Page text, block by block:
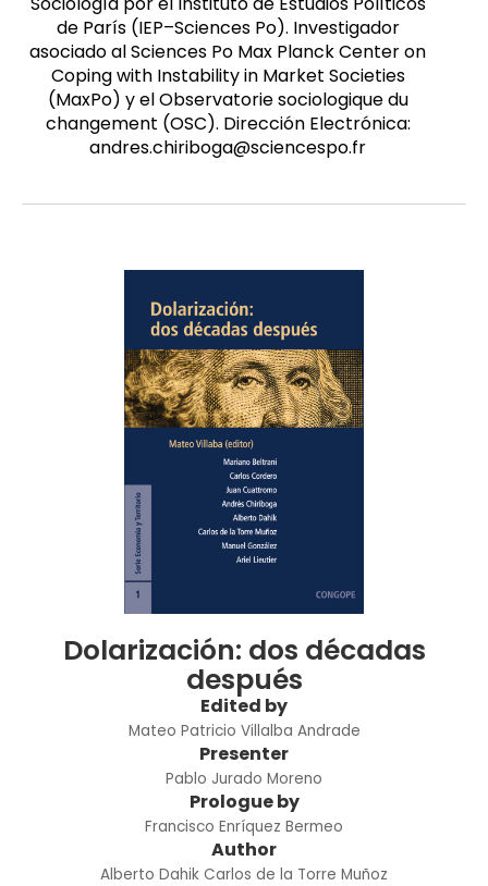
de París (IEP–Sciences Po). Investigador
asociado al Sciences Po Max Planck Center on
Coping with Instability in Market Societies
(MaxPo) y el Observatorie sociologique du
changement (OSC). Dirección Electrónica:
andres.chiriboga@sciencespo.fr
Dolarización: dos décadas
después
Edited by
Mateo Patricio Villalba Andrade
Presenter
Pablo Jurado Moreno
Prologue by
Francisco Enríquez Bermeo
Author
Alberto Dahik Carlos de la Torre Muñoz